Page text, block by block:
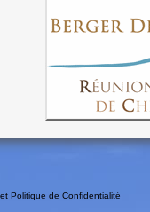
Politique de Confidentialité